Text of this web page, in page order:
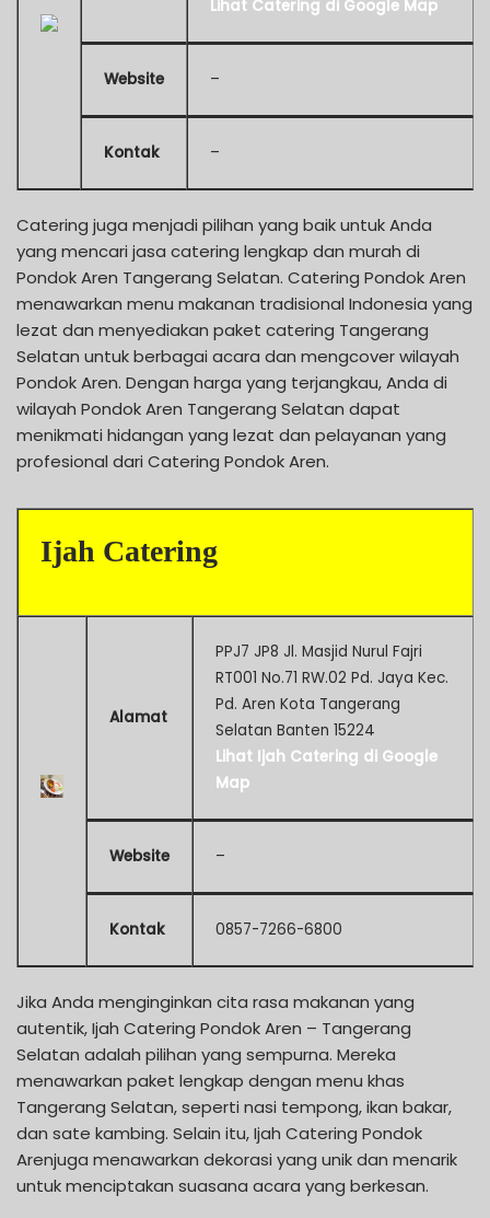
Lihat Catering di Google Map
Website –
Kontak –
Catering juga menjadi pilihan yang baik untuk Anda
yang mencari jasa catering lengkap dan murah di
Pondok Aren Tangerang Selatan. Catering Pondok Aren
menawarkan menu makanan tradisional Indonesia yang
lezat dan menyediakan paket catering Tangerang
Selatan untuk berbagai acara dan mengcover wilayah
Pondok Aren. Dengan harga yang terjangkau, Anda di
wilayah Pondok Aren Tangerang Selatan dapat
menikmati hidangan yang lezat dan pelayanan yang
profesional dari Catering Pondok Aren.
Ijah Catering
Alamat
PPJ7 JP8 Jl. Masjid Nurul Fajri
RT001 No.71 RW.02 Pd. Jaya Kec.
Pd. Aren Kota Tangerang
Selatan Banten 15224
Lihat Ijah Catering di Google
Map
Website –
Kontak 0857-7266-6800
Jika Anda menginginkan cita rasa makanan yang
autentik, Ijah Catering Pondok Aren – Tangerang
Selatan adalah pilihan yang sempurna. Mereka
menawarkan paket lengkap dengan menu khas
Tangerang Selatan, seperti nasi tempong, ikan bakar,
dan sate kambing. Selain itu, Ijah Catering Pondok
Arenjuga menawarkan dekorasi yang unik dan menarik
untuk menciptakan suasana acara yang berkesan.